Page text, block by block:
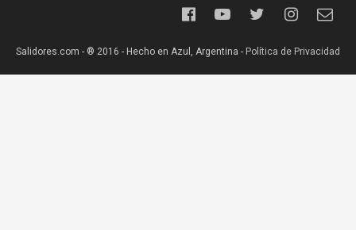
Salidores.com - ® 2016 - Hecho en Azul, Argentina - Política de Privacidad